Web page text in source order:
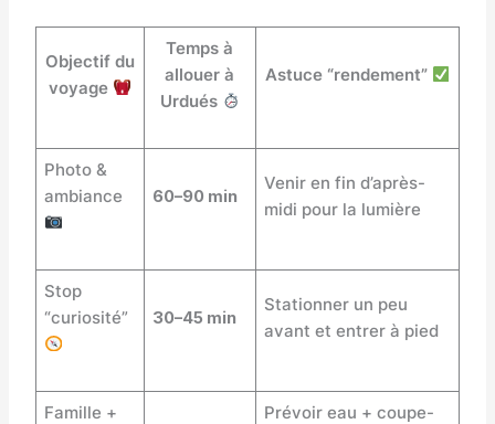
Objectif du
voyage
Temps à
allouer à
Urdués
Astuce “rendement”
Photo &
ambiance
60–90 min
Venir en fin d’après-
midi pour la lumière
Stop
“curiosité”
30–45 min
Stationner un peu
avant et entrer à pied
Famille +
Prévoir eau + coupe-